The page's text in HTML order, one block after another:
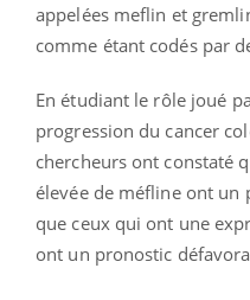
appelées meflin et
comme étant codés par
En étudiant le rôle joué
progression du cancer
chercheurs ont constaté
élevée de méfline ont un
que ceux qui ont une
ont un pronostic